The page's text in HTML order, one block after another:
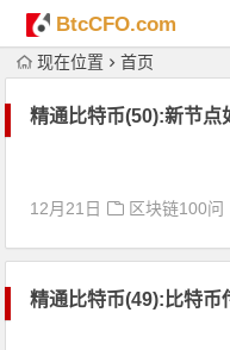
BtcCFO.com
现在位置 首页
精通比特币(50):新节点
12月21日 区块链100问
精通比特币(49):比特币